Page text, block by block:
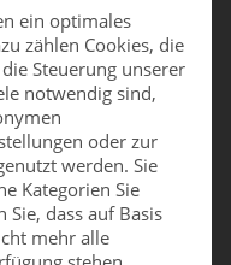
oder
Formate. Hier
genutzten
individuelle
Teil unseres
ein optimales
zählen Cookies, die
Steuerung unserer
notwendig sind,
oder zur
werden. Sie
Kategorien Sie
Sie, dass auf Basis
mehr alle